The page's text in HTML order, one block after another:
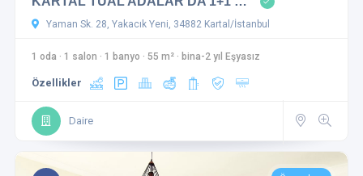
Sauna Spa
Cami Spor Salonu
Oyun alanı
Kamera Sistemi
Yaman Sk. 28, Yakacık Yeni, 34882 Kartal/İstanbul
1 oda · 1 salon · 1 banyo · 55 m² · bina-2 yıl Eşyasız
Özellikler
Daire